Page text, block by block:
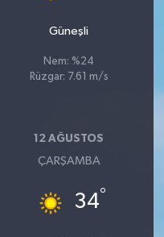
Güneşli
Nem: %24
Rüzgar: 7.61 m/s
12 AĞUSTOS
ÇARŞAMBA
34°